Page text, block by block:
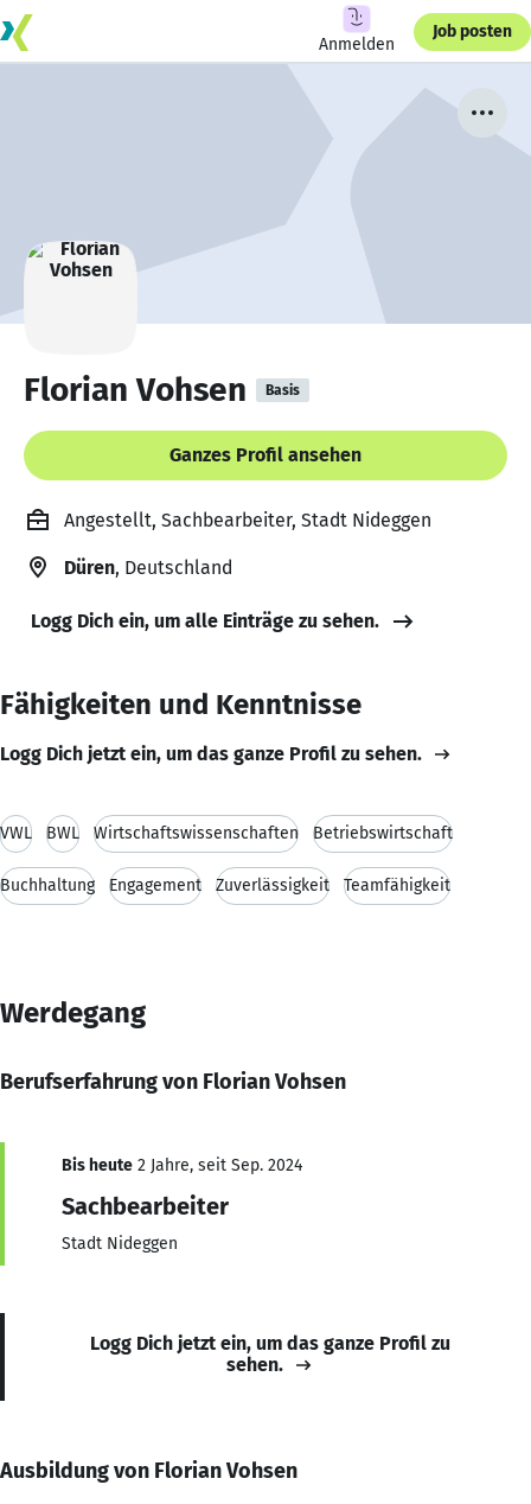
Anmelden
Job posten
Florian Vohsen Basis
Ganzes Profil ansehen
Angestellt, Sachbearbeiter, Stadt Nideggen
Düren, Deutschland
Logg Dich ein, um alle Einträge zu sehen.
Fähigkeiten und Kenntnisse
Logg Dich jetzt ein, um das ganze Profil zu sehen.
VWL BWL Wirtschaftswissenschaften Betriebswirtschaft
Buchhaltung Engagement Zuverlässigkeit Teamfähigkeit
Werdegang
Berufserfahrung von Florian Vohsen
Bis heute 2 Jahre, seit Sep. 2024
Sachbearbeiter
Stadt Nideggen
Logg Dich jetzt ein, um das ganze Profil zu
sehen.
Ausbildung von Florian Vohsen